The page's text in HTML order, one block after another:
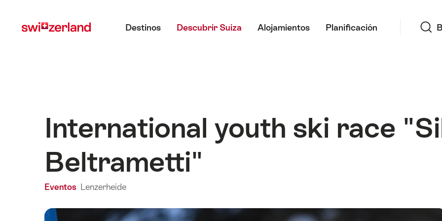
myswitzerland.com
Destinos Descubrir Suiza Alojamientos Planificación
International youth ski race
Beltrametti"
Eventos Lenzerheide